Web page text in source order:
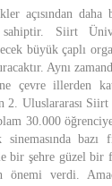
açısından daha
sahiptir. Siirt
büyük çaplı
Aynı
çevre illerden
2. Uluslararası
30.000
sinemasında
bir şehre güzel
önemi verdi.